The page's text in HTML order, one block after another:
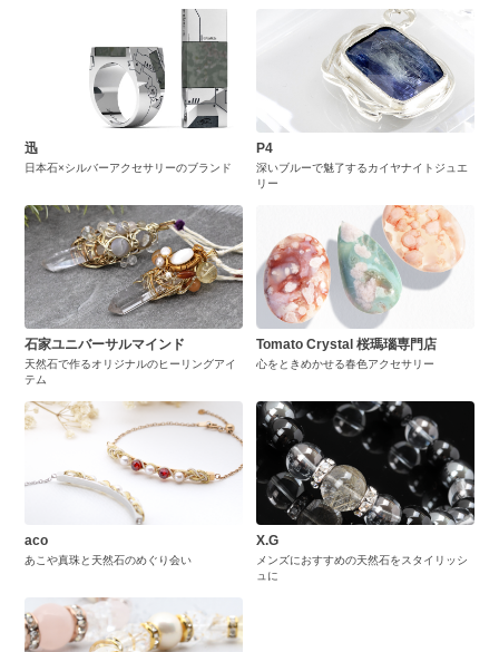
迅
日本石×シルバーアクセサリーのブランド
P4
深いブルーで魅了するカイヤナイトジュエ
リー
石家ユニバーサルマインド
天然石で作るオリジナルのヒーリングアイ
テム
Tomato Crystal 桜瑪瑙専門店
心をときめかせる春色アクセサリー
aco
あこや真珠と天然石のめぐり会い
X.G
メンズにおすすめの天然石をスタイリッシ
ュに